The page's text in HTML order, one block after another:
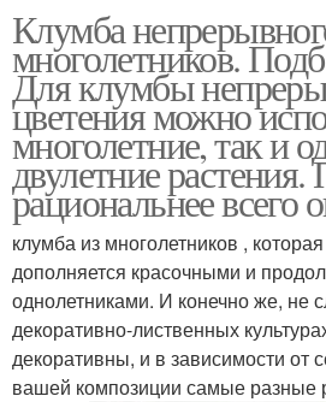
Клумба
многолетников.
Для клумбы
цветения можно
многолетние, так и
двулетние
рациональнее всего
клумба из многолетников ,
дополняется красочными и
однолетниками. И конечно же, не
декоративно-лиственных
декоративны, и в зависимости от
вашей композиции самые разные